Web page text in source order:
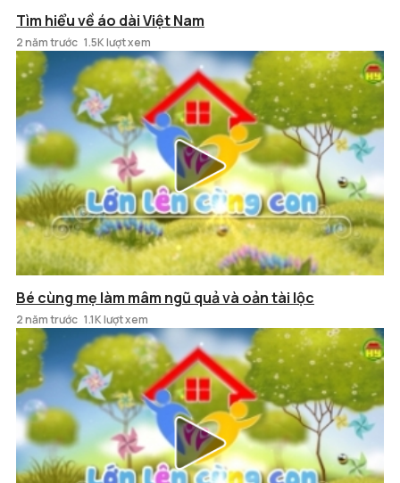
Tìm hiểu về áo dài Việt Nam
2 năm trước 1.5K lượt xem
Bé cùng mẹ làm mâm ngũ quả và oản tài lộc
2 năm trước 1.1K lượt xem